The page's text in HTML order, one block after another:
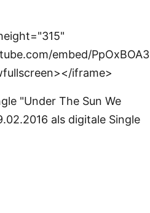
embed/
iframe>
"Under The Sun We
als digitale Single